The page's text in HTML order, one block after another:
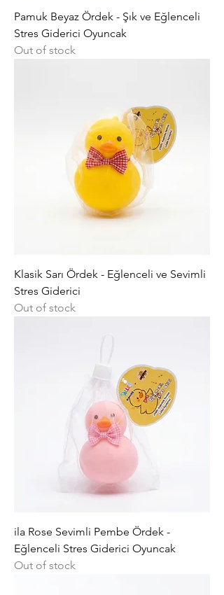
Pamuk Beyaz Ördek - Şık ve Eğlenceli
Stres Giderici Oyuncak
Out of stock
Klasik Sarı Ördek - Eğlenceli ve Sevimli
Stres Giderici
Out of stock
ila Rose Sevimli Pembe Ördek -
Eğlenceli Stres Giderici Oyuncak
Out of stock